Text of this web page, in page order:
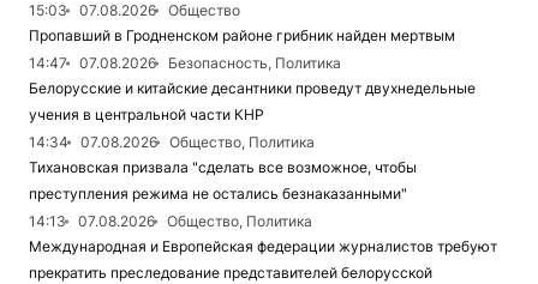
15:03
07.08.2026
Общество
Пропавший в Гродненском районе грибник найден мертвым
14:47
07.08.2026
Безопасность, Политика
Белорусские и китайские десантники проведут двухнедельные
учения в центральной части КНР
14:34
07.08.2026
Общество, Политика
Тихановская призвала "сделать все возможное, чтобы
преступления режима не остались безнаказанными"
14:13
07.08.2026
Общество, Политика
Международная и Европейская федерации журналистов требуют
прекратить преследование представителей белорусской